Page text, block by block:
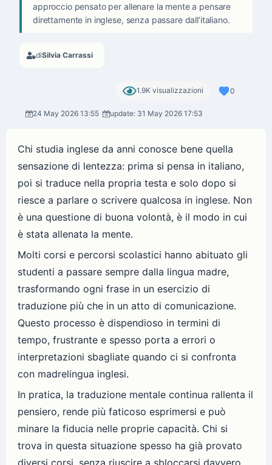
approccio pensato per allenare la mente a pensare
direttamente in inglese, senza passare dall’italiano.
diSilvia Carrassi
1.9K visualizzazioni 0
24 May 2026 13:55 update: 31 May 2026 17:53
Chi studia inglese da anni conosce bene quella
sensazione di lentezza: prima si pensa in italiano,
poi si traduce nella propria testa e solo dopo si
riesce a parlare o scrivere qualcosa in inglese. Non
è una questione di buona volontà, è il modo in cui
è stata allenata la mente.
Molti corsi e percorsi scolastici hanno abituato gli
studenti a passare sempre dalla lingua madre,
trasformando ogni frase in un esercizio di
traduzione più che in un atto di comunicazione.
Questo processo è dispendioso in termini di
tempo, frustrante e spesso porta a errori o
interpretazioni sbagliate quando ci si confronta
con madrelingua inglesi.
In pratica, la traduzione mentale continua rallenta il
pensiero, rende più faticoso esprimersi e può
minare la fiducia nelle proprie capacità. Chi si
trova in questa situazione spesso ha già provato
diversi corsi, senza riuscire a sbloccarsi davvero